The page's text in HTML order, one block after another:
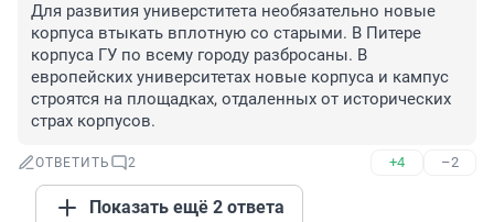
Для развития универститета необязательно новые
корпуса втыкать вплотную со старыми. В Питере
корпуса ГУ по всему городу разбросаны. В
европейских университетах новые корпуса и кампус
строятся на площадках, отдаленных от исторических
страх корпусов.
ОТВЕТИТЬ 2 +4 –2
Показать ещё 2 ответа